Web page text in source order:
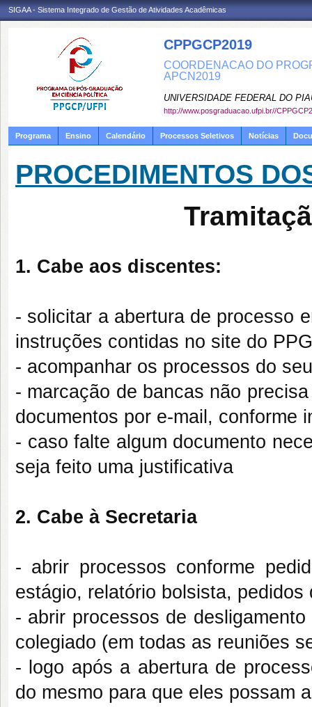
SIGAA - Sistema Integrado de Gestão de Atividades Acadêmicas
CPPGCP2019
COORDENACAO DO
APCN2019
UNIVERSIDADE FEDERAL DO
http://www.posgraduacao.ufpi.br//
Programa Ensino Calendário Processos Seletivos Notícias
PROCEDIMENTOS
1. Cabe aos discentes:
- solicitar a abertura de processo
instruções contidas no site do
- acompanhar os processos do
- marcação de bancas não
documentos por e-mail, conforme
- caso falte algum documento
seja feito uma justificativa
2. Cabe à Secretaria
- abrir processos conforme
estágio, relatório bolsista,
- abrir processos de
colegiado (em todas as reuniões
- logo após a abertura de
do mesmo para que eles possam